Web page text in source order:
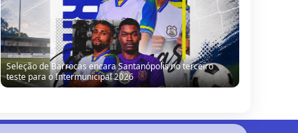
“Obra parada, ninguém trabalhando”: morador denuncia
situação de escola no Alto da Porteira em Barrocas